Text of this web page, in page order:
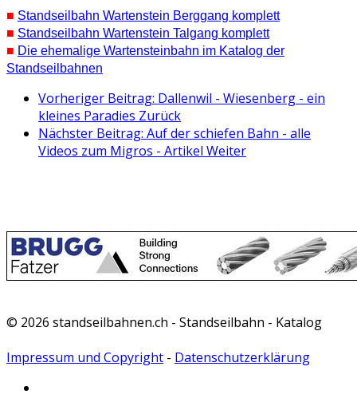
■ Standseilbahn Wartenstein Berggang komplett
■ Standseilbahn Wartenstein Talgang komplett
■ Die ehemalige Wartensteinbahn im Katalog der
Standseilbahnen
Vorheriger Beitrag: Dallenwil - Wiesenberg - ein
kleines Paradies Zurück
Nächster Beitrag: Auf der schiefen Bahn - alle
Videos zum Migros - Artikel Weiter
© 2026 standseilbahnen.ch - Standseilbahn - Katalog
Impressum und Copyright - Datenschutzerklärung